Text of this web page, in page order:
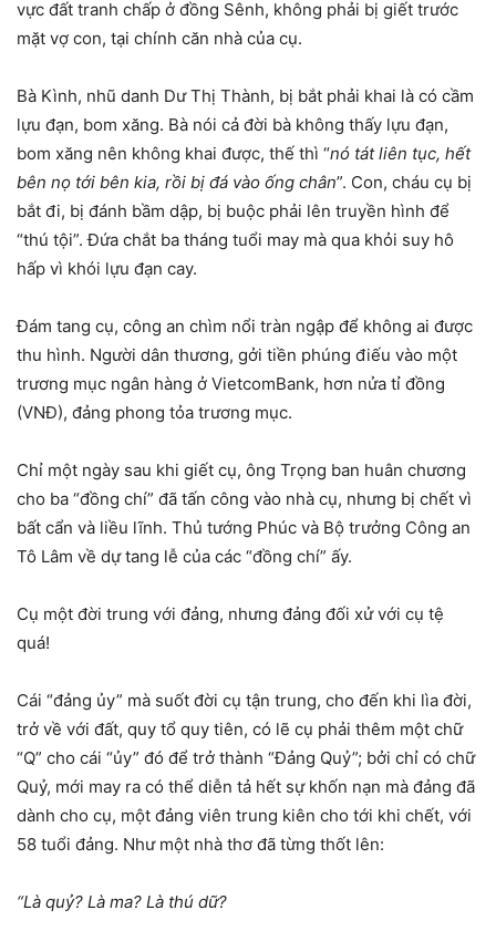
vực đất tranh chấp ở đồng Sênh, không phải bị giết trước
mặt vợ con, tại chính căn nhà của cụ.
Bà Kình, nhũ danh Dư Thị Thành, bị bắt phải khai là có cầm
lựu đạn, bom xăng. Bà nói cả đời bà không thấy lựu đạn,
bom xăng nên không khai được, thế thì “nó tát liên tục, hết
bên nọ tới bên kia, rồi bị đá vào ống chân”. Con, cháu cụ bị
bắt đi, bị đánh bầm dập, bị buộc phải lên truyền hình để
“thú tội”. Đứa chắt ba tháng tuổi may mà qua khỏi suy hô
hấp vì khói lựu đạn cay.
Đám tang cụ, công an chìm nổi tràn ngập để không ai được
thu hình. Người dân thương, gởi tiền phúng điếu vào một
trương mục ngân hàng ở VietcomBank, hơn nửa tỉ đồng
(VNĐ), đảng phong tỏa trương mục.
Chỉ một ngày sau khi giết cụ, ông Trọng ban huân chương
cho ba “đồng chí” đã tấn công vào nhà cụ, nhưng bị chết vì
bất cẩn và liều lĩnh. Thủ tướng Phúc và Bộ trưởng Công an
Tô Lâm về dự tang lễ của các “đồng chí” ấy.
Cụ một đời trung với đảng, nhưng đảng đối xử với cụ tệ
quá!
Cái “đảng ủy” mà suốt đời cụ tận trung, cho đến khi lìa đời,
trở về với đất, quy tổ quy tiên, có lẽ cụ phải thêm một chữ
“Q” cho cái “ủy” đó để trở thành “Đảng Quỷ”; bởi chỉ có chữ
Quỷ, mới may ra có thể diễn tả hết sự khốn nạn mà đảng đã
dành cho cụ, một đảng viên trung kiên cho tới khi chết, với
58 tuổi đảng. Như một nhà thơ đã từng thốt lên:
“Là quỷ? Là ma? Là thú dữ?